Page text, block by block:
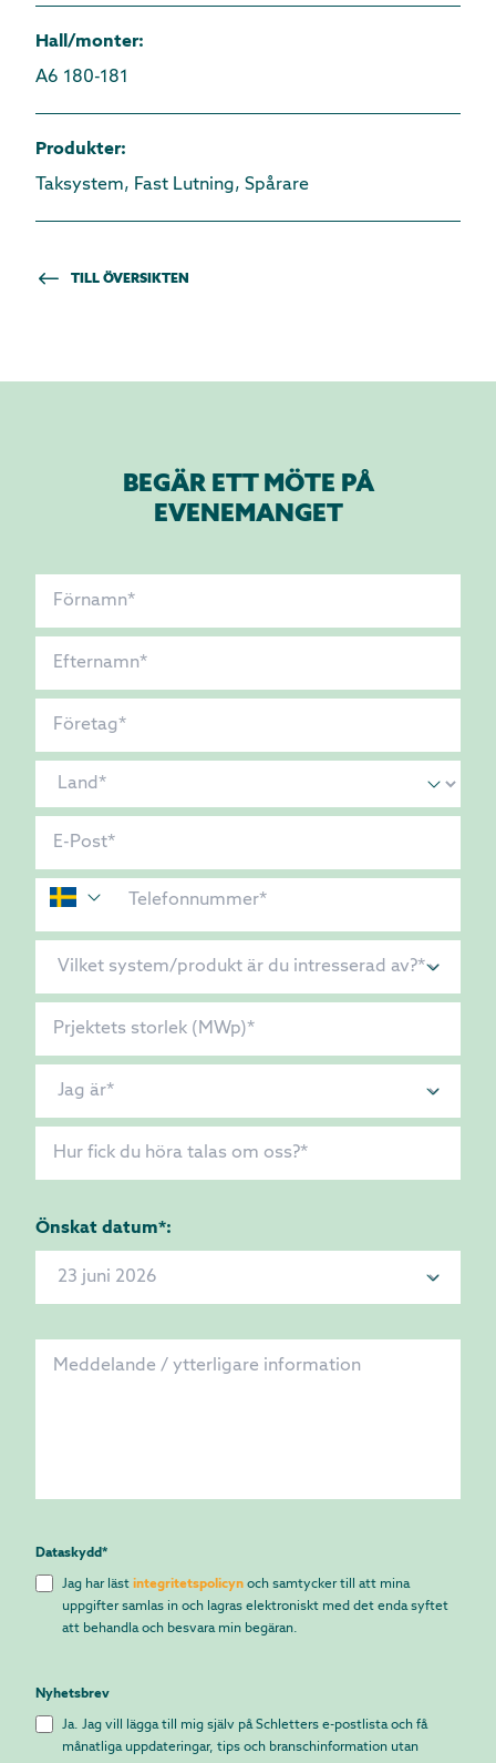
Hall/monter:
A6 180-181
Produkter:
Taksystem, Fast Lutning, Spårare
TILL ÖVERSIKTEN
BEGÄR ETT MÖTE PÅ
EVENEMANGET
Önskat datum*:
Dataskydd*
Jag har läst integritetspolicyn och samtycker till att mina
uppgifter samlas in och lagras elektroniskt med det enda syftet
att behandla och besvara min begäran.
Nyhetsbrev
Ja. Jag vill lägga till mig själv på Schletters e-postlista och få
månatliga uppdateringar, tips och branschinformation utan